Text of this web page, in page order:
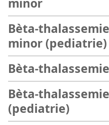
Bèta-
minor (pediatrie)
Bèta-
Bèta-
(pediatrie)